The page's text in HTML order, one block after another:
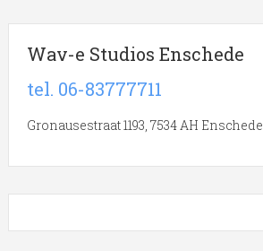
Wav-e Studios Enschede
tel. 06-83777711
Gronausestraat 1193, 7534 AH Enschede